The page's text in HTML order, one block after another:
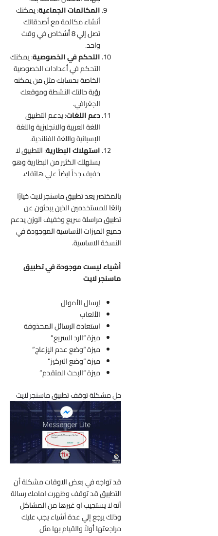
المكالمات الجماعية: يمكنك
أنشاء مكالمة مع أصدقائك
تصل إلي 8 أشخاص في وقت
واحد.
التحكم في الخصوصية: يمكنك
التحكم في أعدادات الخصوصية
الخاصة بحسابك مثل من يمكنه
رؤية حالتك النشطة وموقعك
الجغرافي.
دعم اللغات: يدعم التطبيق
اللغة العربية والانجليزية واللغة
الإسبانية واللغة الفنلندية.
استهلاك البطارية: التطبيق لا
يستهلك الكثير من البطارية وهو
خفيف جداً ايضاً علي هاتفك.
بالمختصر يعد تطبيق ماسنجر لايت خيارًا
رائعًا للمستخدمين الذين يبحثون عن
تطبيق مراسلة سريع وخفيف الوزن يدعم
جميع الميزات الأساسية الموجودة في
النسخة الاساسية.
أشياء ليست موجودة في تطبيق
ماسنجر لايت
إرسال الأموال
الألعاب
استعادة الرسائل المحذوفة
ميزة “الرد السريع”
ميزة “وضع عدم الإزعاج”
ميزة “وضع التركيز”
ميزة “البحث المتقدم”
حل مشكلة توقف تطبيق ماسنجر لايت
قد تواجه في بعض الاوقات مشكلة أن
التطبيق قد توقف وظهرت امامك رسالة
أنه لا يستجيب او غيرها من المشاكل
وذلك يرجع إلي عدة أشياء يجب عليك
مراجعتها أولاً والقيام بها مثل